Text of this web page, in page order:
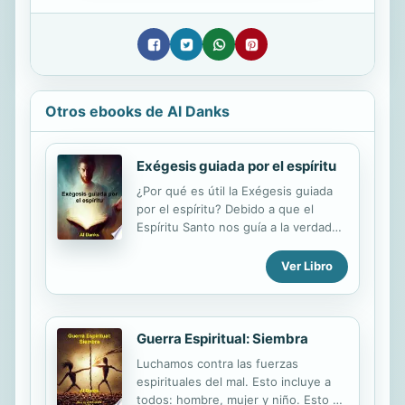
Otros ebooks de Al Danks
Exégesis guiada por el espíritu
¿Por qué es útil la Exégesis guiada
por el espíritu? Debido a que el
Espíritu Santo nos guía a la verdad
que nos guía a toda la verdad, la
Exégesis guiada por el espíritu es útil
para aquellos que buscan aprender
más sobre cómo el Espíritu Santo
nos guía a la verdad y qué debemos
el ejemplo de este libro son una
valiosa adición a La Obra que el
Ver Libro
Guerra Espiritual: Siembra
Luchamos contra las fuerzas
espirituales del mal. Esto incluye a
todos: hombre, mujer y niño. Esto no